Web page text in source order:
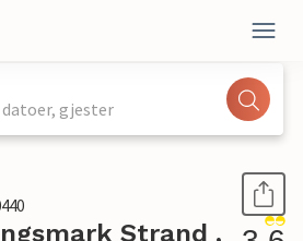
gjester
Strand ,